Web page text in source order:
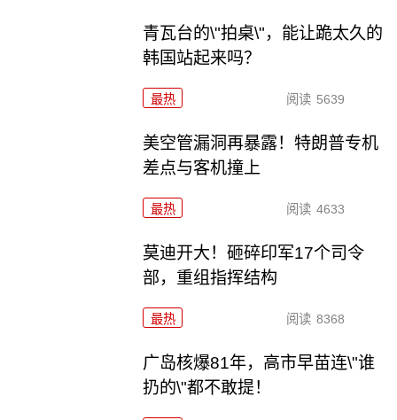
青瓦台的\"拍桌\"，能让跪太久的
韩国站起来吗？
最热 阅读 5639
美空管漏洞再暴露！特朗普专机
差点与客机撞上
最热 阅读 4633
莫迪开大！砸碎印军17个司令
部，重组指挥结构
最热 阅读 8368
广岛核爆81年，高市早苗连\"谁
扔的\"都不敢提！